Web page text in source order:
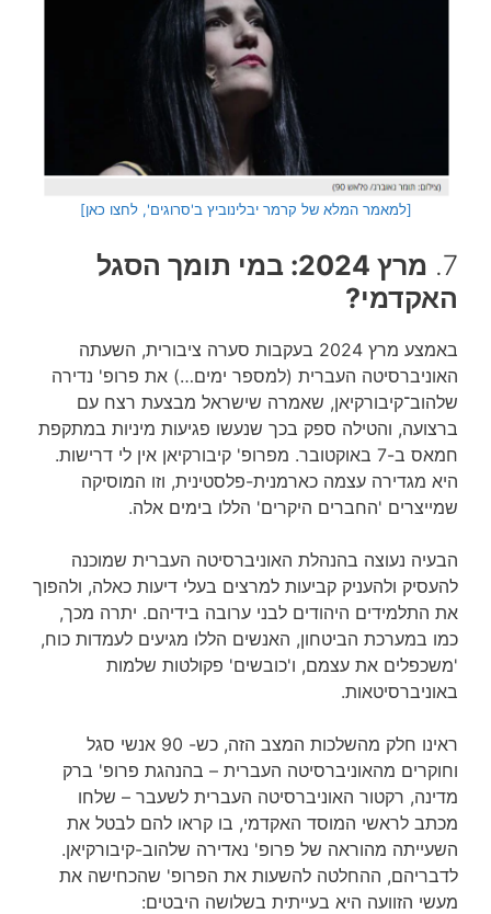
[למאמר המלא של קרמר יבלינוביץ ב'סרוגים', לחצו כאן]
7.
מרץ 2024: במי תומך הסגל
האקדמי?
באמצע מרץ 2024 בעקבות סערה ציבורית, השעתה
האוניברסיטה העברית (למספר ימים…) את פרופ' נדירה
שלהוב־קיבורקיאן, שאמרה שישראל מבצעת רצח עם
ברצועה, והטילה ספק בכך שנעשו פגיעות מיניות במתקפת
חמאס ב-7 באוקטובר. מפרופ' קיבורקיאן אין לי דרישות.
היא מגדירה עצמה כארמנית-פלסטינית, וזו המוסיקה
שמייצרים 'החברים היקרים' הללו בימים אלה.
הבעיה נעוצה בהנהלת האוניברסיטה העברית שמוכנה
להעסיק ולהעניק קביעות למרצים בעלי דיעות כאלה, ולהפוך
את התלמידים היהודים לבני ערובה בידיהם. יתרה מכך,
כמו במערכת הביטחון, האנשים הללו מגיעים לעמדות כוח,
'משכפלים את עצמם, ו'כובשים' פקולטות שלמות
באוניברסיטאות.
ראינו חלק מהשלכות המצב הזה, כש- 90 אנשי סגל
וחוקרים מהאוניברסיטה העברית – בהנהגת פרופ' ברק
מדינה, רקטור האוניברסיטה העברית לשעבר – שלחו
מכתב לראשי המוסד האקדמי, בו קראו להם לבטל את
השעייתה מהוראה של פרופ' נאדירה שלהוב-קיבורקיאן.
לדבריהם, ההחלטה להשעות את הפרופ' שהכחישה את
מעשי הזוועה היא בעייתית בשלושה היבטים: